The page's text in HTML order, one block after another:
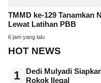
TMMD ke-129 Tanamkan
Lewat Latihan PBB
6 jam yang lalu
HOT NEWS
1
Dedi Mulyadi
Rokok Ilegal